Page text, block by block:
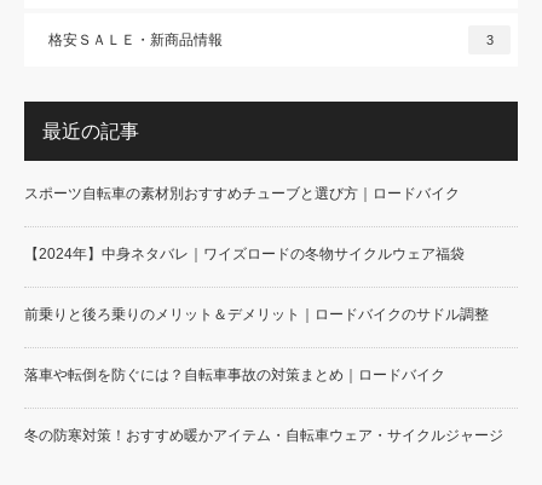
格安ＳＡＬＥ・新商品情報 3
最近の記事
スポーツ自転車の素材別おすすめチューブと選び方｜ロードバイク
【2024年】中身ネタバレ｜ワイズロードの冬物サイクルウェア福袋
前乗りと後ろ乗りのメリット＆デメリット｜ロードバイクのサドル調整
落車や転倒を防ぐには？自転車事故の対策まとめ｜ロードバイク
冬の防寒対策！おすすめ暖かアイテム・自転車ウェア・サイクルジャージ